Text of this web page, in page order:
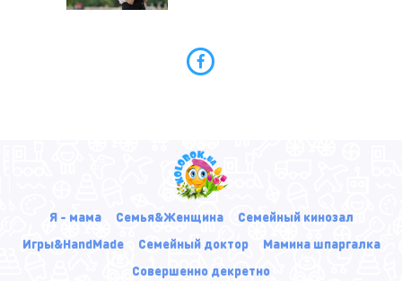
Я - мама Семья&Женщина
Семейный кинозал
Игры&HandMade
Семейный доктор
Мамина шпаргалка
Совершенно декретно